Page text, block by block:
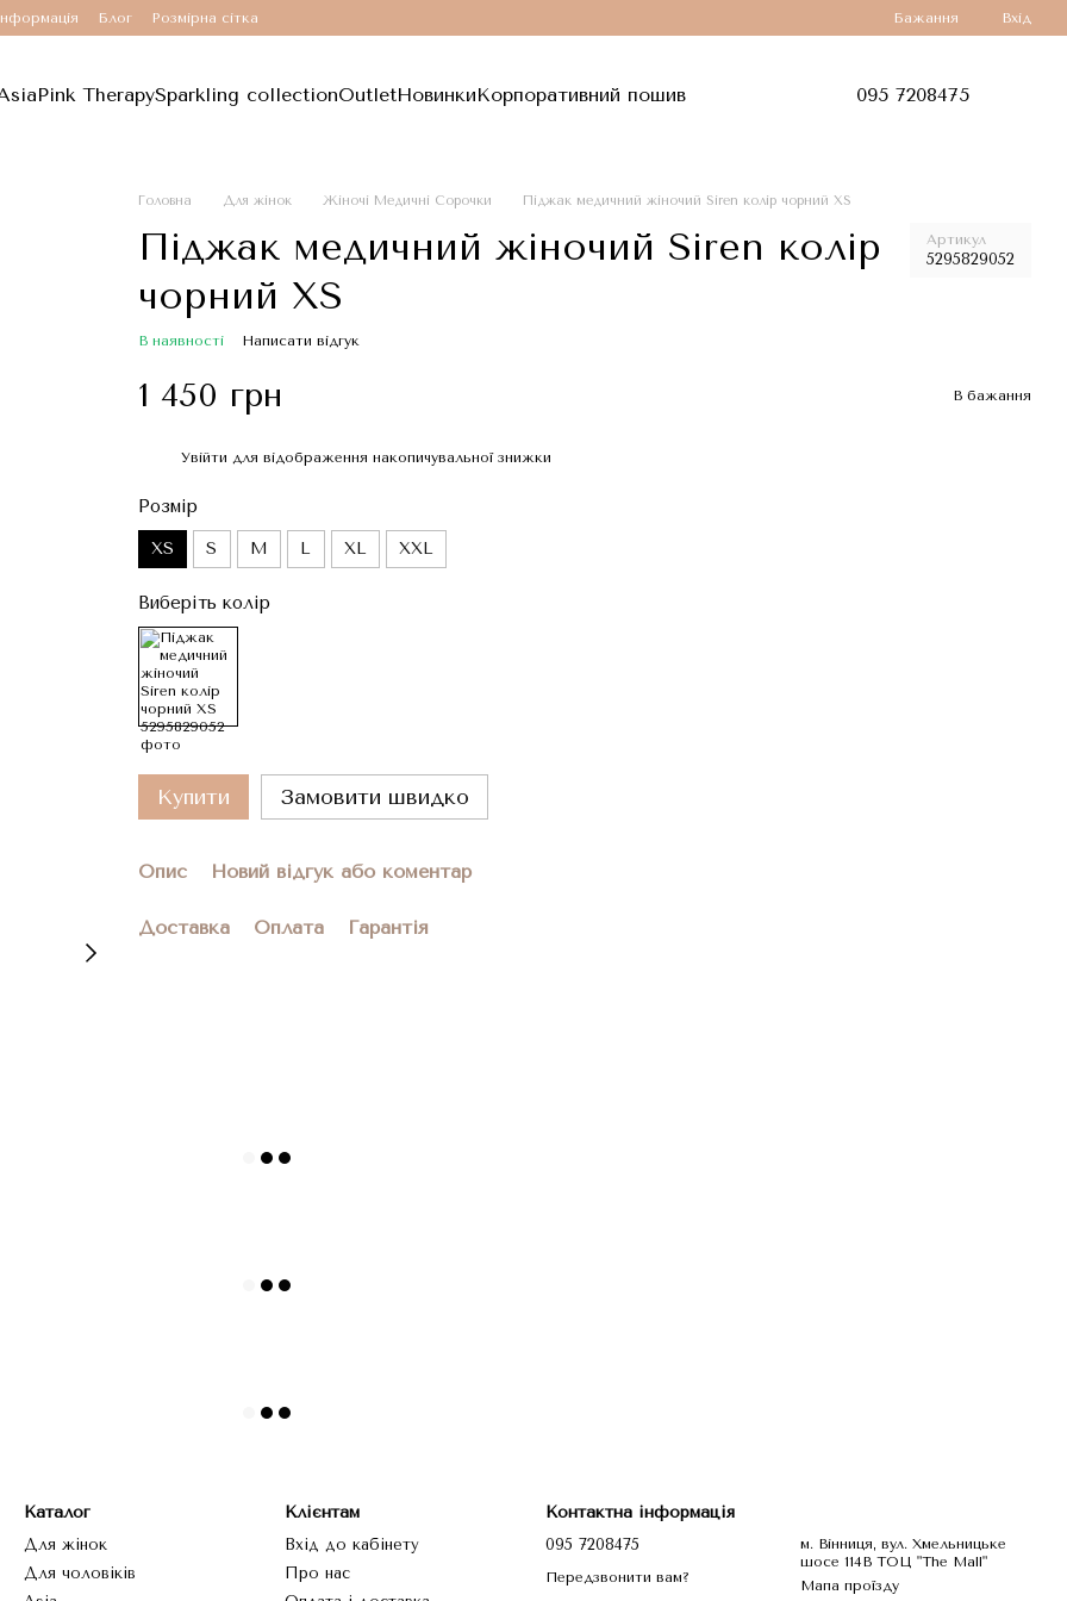
Блог Розмірна сітка Бажання Вхід
Pink TherapySparkling collectionOutletНовинкиКорпоративний пошив 095 7208475
Головна Для жінок Жіночі Медичні Сорочки Піджак медичний жіночий Siren колір чорний XS
Піджак медичний жіночий Siren колір
чорний XS
Артикул
5295829052
В наявності Написати відгук
1 450 грн В бажання
Увійти для відображення накопичувальної знижки
Розмір
XS S M L XL XXL
Виберіть колір
Купити Замовити швидко
Опис Новий відгук або коментар
Доставка Оплата Гарантія
Каталог
Для жінок
Для чоловіків
Клієнтам
Вхід до кабінету
Про нас
Контактна інформація
095 7208475
Передзвонити вам?
м. Вінниця, вул. Хмельницьке
шосе 114В ТОЦ "The Mall"
Мапа проїзду